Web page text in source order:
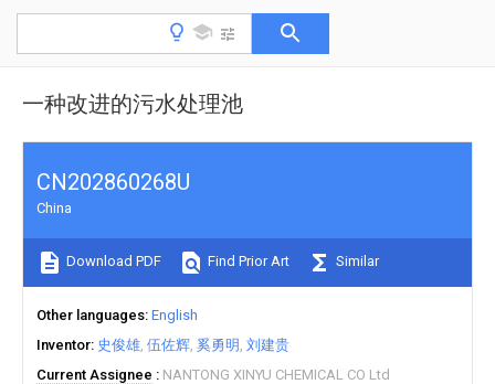
一种改进的污水处理池
CN202860268U
China
Download PDF Find Prior Art Similar
Other languages English
Inventor 史俊雄 伍佐辉 奚勇明 刘建贵
Current Assignee
NANTONG XINYU CHEMICAL CO Ltd